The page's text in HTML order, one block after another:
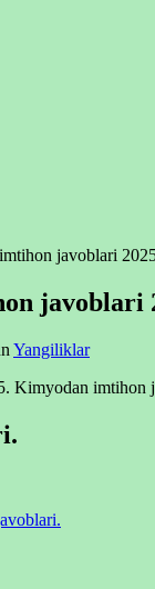
javoblari
javoblari
Yangiliklar
Kimyodan